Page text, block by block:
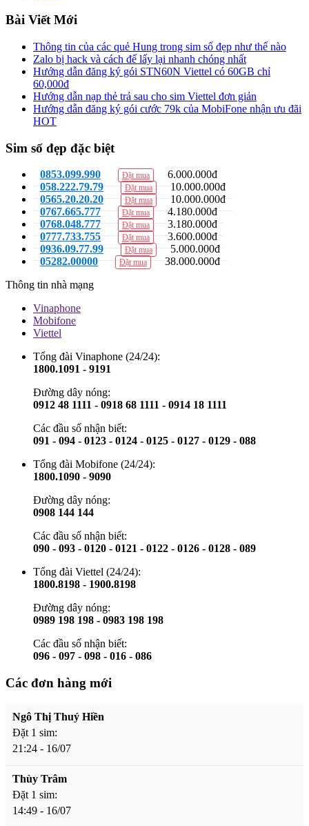
Bài Viết Mới
Thông tin của các quẻ Hung trong sim số đẹp như thế nào
Zalo bị hack và cách để lấy lại nhanh chóng nhất
Hướng dẫn đăng ký gói STN60N Viettel có 60GB chỉ
60,000đ
Hướng dẫn nạp thẻ trả sau cho sim Viettel đơn giản
Hướng dẫn đăng ký gói cước 79k của MobiFone nhận ưu đãi
HOT
Sim số đẹp đặc biệt
0853.099.990 Đặt mua
6.000.000đ
058.222.79.79
Đặt mua
10.000.000đ
0565.20.20.20
Đặt mua
10.000.000đ
0767.665.777
Đặt mua
4.180.000đ
0768.048.777
Đặt mua
3.180.000đ
0777.733.755
Đặt mua
3.600.000đ
0936.09.77.99
Đặt mua
5.000.000đ
05282.00000
Đặt mua
38.000.000đ
Thông tin nhà mạng
Vinaphone
Mobifone
Viettel
Tổng đài Vinaphone (24/24):
1800.1091 - 9191
Đường dây nóng:
0912 48 1111 - 0918 68 1111 - 0914 18 1111
Các đầu số nhận biết:
091 - 094 - 0123 - 0124 - 0125 - 0127 - 0129 - 088
Tổng đài Mobifone (24/24):
1800.1090 - 9090
Đường dây nóng:
0908 144 144
Các đầu số nhận biết:
090 - 093 - 0120 - 0121 - 0122 - 0126 - 0128 - 089
Tổng đài Viettel (24/24):
1800.8198 - 1900.8198
Đường dây nóng:
0989 198 198 - 0983 198 198
Các đầu số nhận biết:
096 - 097 - 098 - 016 - 086
Các đơn hàng mới
Ngô Thị Thuý Hiền
Đặt 1 sim:
21:24 - 16/07
Thùy Trâm
Đặt 1 sim:
14:49 - 16/07